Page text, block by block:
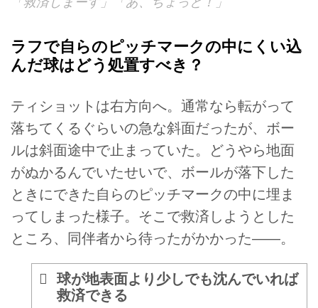
ラフで自らのピッチマークの中にくい込
んだ球はどう処置すべき？
ティショットは右方向へ。通常なら転がって
落ちてくるぐらいの急な斜面だったが、ボー
ルは斜面途中で止まっていた。どうやら地面
がぬかるんでいたせいで、ボールが落下した
ときにできた自らのピッチマークの中に埋ま
ってしまった様子。そこで救済しようとした
ところ、同伴者から待ったがかかった—―。
球が地表面より少しでも沈んでいれば
救済できる